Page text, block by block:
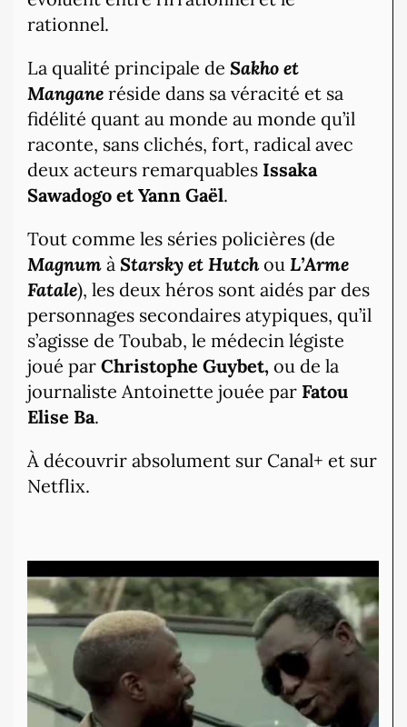
rationnel.
La qualité principale de Sakho et
Mangane réside dans sa véracité et sa
fidélité quant au monde au monde qu’il
raconte, sans clichés, fort, radical avec
deux acteurs remarquables Issaka
Sawadogo et Yann Gaël.
Tout comme les séries policières (de
Magnum à Starsky et Hutch ou L’Arme
Fatale), les deux héros sont aidés par des
personnages secondaires atypiques, qu’il
s’agisse de Toubab, le médecin légiste
joué par Christophe Guybet, ou de la
journaliste Antoinette jouée par Fatou
Elise Ba.
À découvrir absolument sur Canal+ et sur
Netflix.